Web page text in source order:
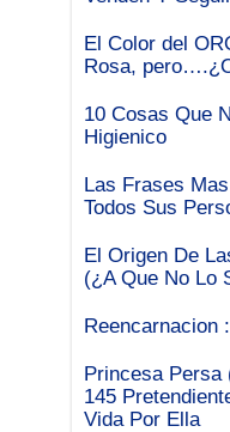
El Color del
Rosa,
10 Cosas Que
Higienico
Las Frases
Todos Sus
El Origen De
(¿A Que No Lo
Reencarnacion
Princesa Persa
145
Vida Por Ella